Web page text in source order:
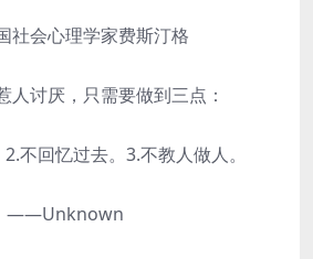
会心理学家费斯汀格
人讨厌，只需要做到三点：
不回忆过去。3.不教人做人。
——Unknown